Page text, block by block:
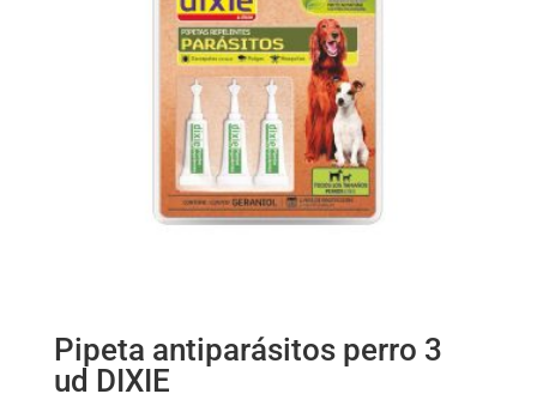
Pipeta antiparásitos perro 3
ud DIXIE